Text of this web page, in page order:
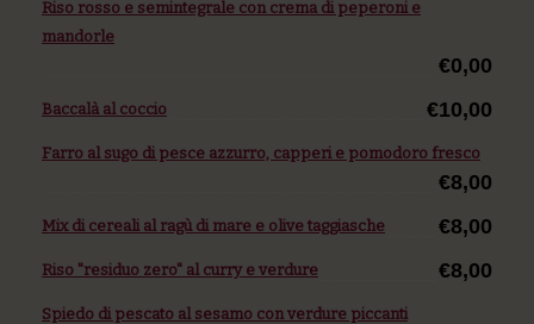
Riso rosso e semintegrale con crema di peperoni e
mandorle
€0,00
Baccalà al coccio €10,00
Farro al sugo di pesce azzurro, capperi e pomodoro fresco
€8,00
Mix di cereali al ragù di mare e olive taggiasche €8,00
Riso "residuo zero" al curry e verdure €8,00
Spiedo di pescato al sesamo con verdure piccanti